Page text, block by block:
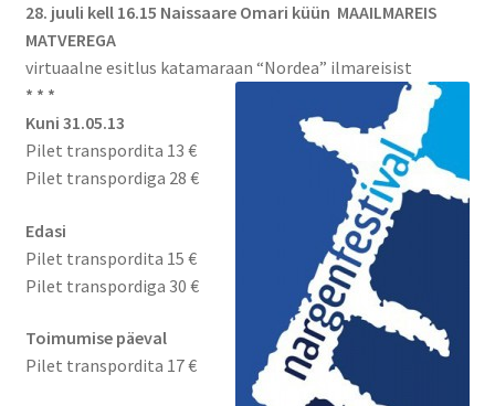
28. juuli kell 16.15 Naissaare Omari küün MAAILMAREIS
MATVEREGA
virtuaalne esitlus katamaraan “Nordea” ilmareisist
* * *
Kuni 31.05.13
Pilet transpordita 13 €
Pilet transpordiga 28 €
Edasi
Pilet transpordita 15 €
Pilet transpordiga 30 €
Toimumise päeval
Pilet transpordita 17 €